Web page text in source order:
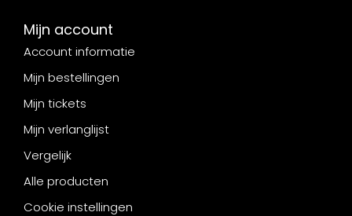
Mijn account
Account informatie
Mijn bestellingen
Mijn tickets
Mijn verlanglijst
Vergelijk
Alle producten
Cookie instellingen